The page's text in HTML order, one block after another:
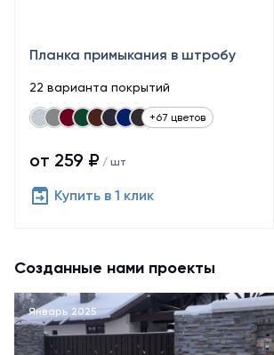
Планка примыкания в штробу
22 варианта покрытий
+67 цветов
от 259 ₽ / шт
Купить в 1 клик
Созданные нами проекты
Январь 2025